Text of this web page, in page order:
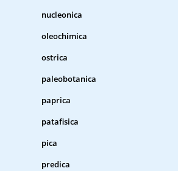
nucleonica
oleochimica
ostrica
paleobotanica
paprica
patafisica
pica
predica